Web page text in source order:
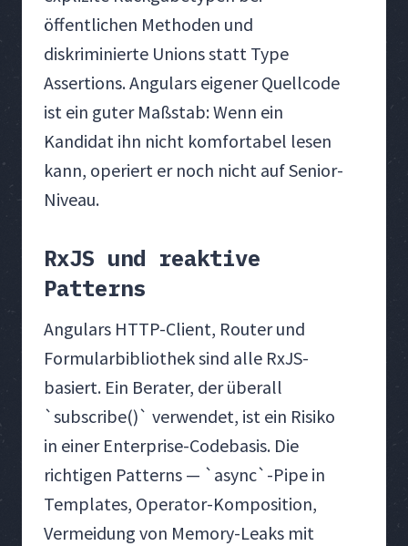
öffentlichen Methoden und
diskriminierte Unions statt Type
Assertions. Angulars eigener Quellcode
ist ein guter Maßstab: Wenn ein
Kandidat ihn nicht komfortabel lesen
kann, operiert er noch nicht auf Senior-
Niveau.
RxJS und reaktive
Patterns
Angulars HTTP-Client, Router und
Formularbibliothek sind alle RxJS-
basiert. Ein Berater, der überall
`subscribe()` verwendet, ist ein Risiko
in einer Enterprise-Codebasis. Die
richtigen Patterns — `async`-Pipe in
Templates, Operator-Komposition,
Vermeidung von Memory-Leaks mit